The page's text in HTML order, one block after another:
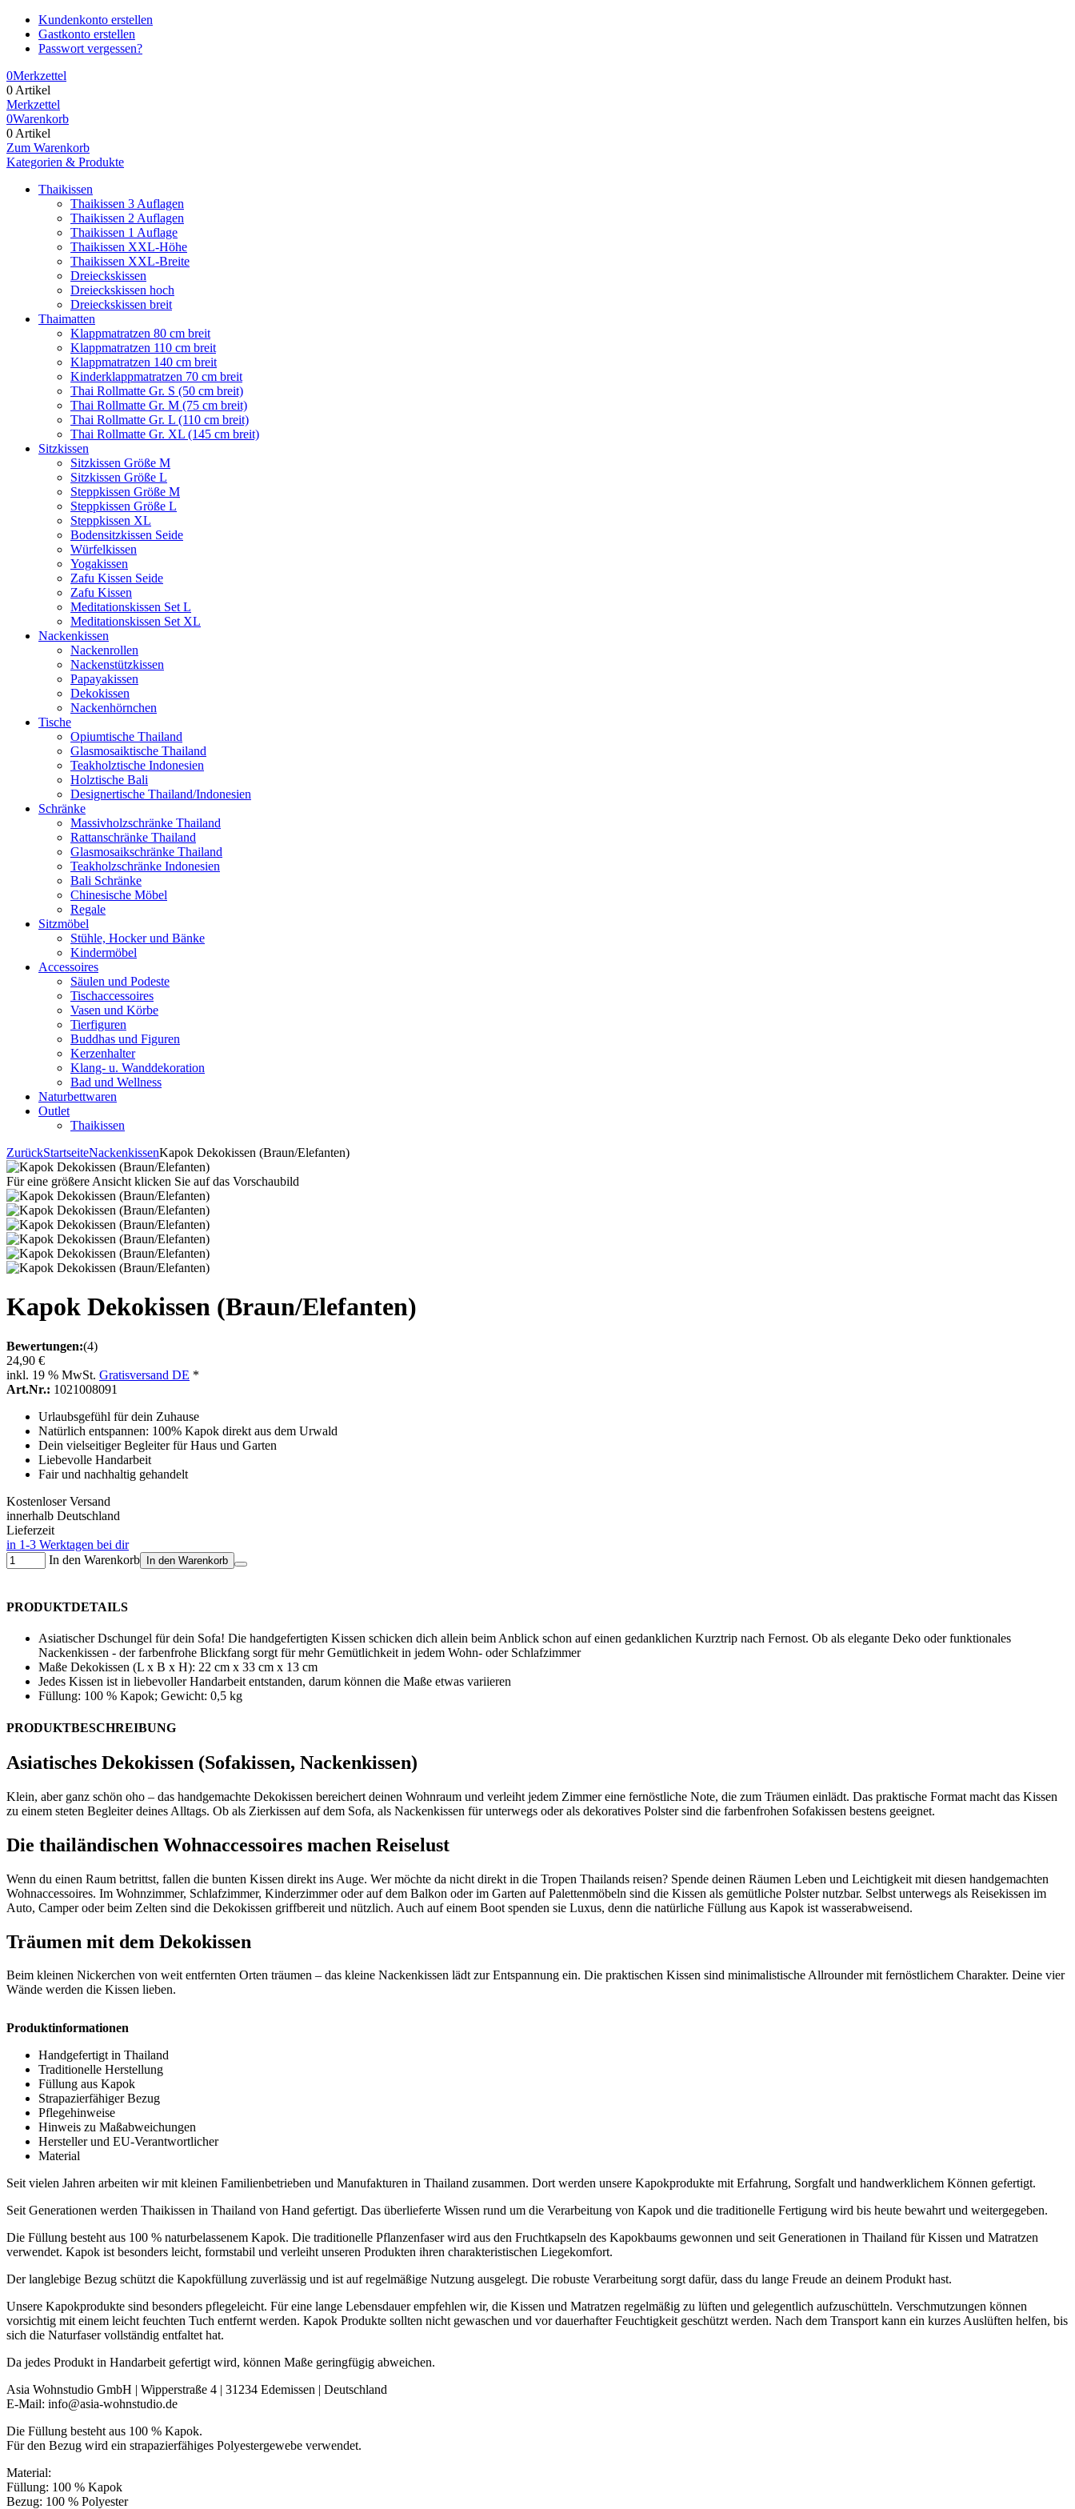
Kundenkonto erstellen
Gastkonto erstellen
Passwort vergessen?
0Merkzettel
0 Artikel
Merkzettel
0Warenkorb
0 Artikel
Zum Warenkorb
Kategorien & Produkte
Thaikissen
Thaikissen 3 Auflagen
Thaikissen 2 Auflagen
Thaikissen 1 Auflage
Thaikissen XXL-Höhe
Thaikissen XXL-Breite
Dreieckskissen
Dreieckskissen hoch
Dreieckskissen breit
Thaimatten
Klappmatratzen 80 cm breit
Klappmatratzen 110 cm breit
Klappmatratzen 140 cm breit
Kinderklappmatratzen 70 cm breit
Thai Rollmatte Gr. S (50 cm breit)
Thai Rollmatte Gr. M (75 cm breit)
Thai Rollmatte Gr. L (110 cm breit)
Thai Rollmatte Gr. XL (145 cm breit)
Sitzkissen
Sitzkissen Größe M
Sitzkissen Größe L
Steppkissen Größe M
Steppkissen Größe L
Steppkissen XL
Bodensitzkissen Seide
Würfelkissen
Yogakissen
Zafu Kissen Seide
Zafu Kissen
Meditationskissen Set L
Meditationskissen Set XL
Nackenkissen
Nackenrollen
Nackenstützkissen
Papayakissen
Dekokissen
Nackenhörnchen
Tische
Opiumtische Thailand
Glasmosaiktische Thailand
Teakholztische Indonesien
Holztische Bali
Designertische Thailand/Indonesien
Schränke
Massivholzschränke Thailand
Rattanschränke Thailand
Glasmosaikschränke Thailand
Teakholzschränke Indonesien
Bali Schränke
Chinesische Möbel
Regale
Sitzmöbel
Stühle, Hocker und Bänke
Kindermöbel
Accessoires
Säulen und Podeste
Tischaccessoires
Vasen und Körbe
Tierfiguren
Buddhas und Figuren
Kerzenhalter
Klang- u. Wanddekoration
Bad und Wellness
Naturbettwaren
Outlet
Thaikissen
ZurückStartseiteNackenkissenKapok Dekokissen (Braun/Elefanten)
Für eine größere Ansicht klicken Sie auf das Vorschaubild
Kapok Dekokissen (Braun/Elefanten)
Bewertungen:(4)
24,90 €
inkl. 19 % MwSt. Gratisversand DE *
Art.Nr.: 1021008091
Urlaubsgefühl für dein Zuhause
Natürlich entspannen: 100% Kapok direkt aus dem Urwald
Dein vielseitiger Begleiter für Haus und Garten
Liebevolle Handarbeit
Fair und nachhaltig gehandelt
Kostenloser Versand
innerhalb Deutschland
Lieferzeit
in 1-3 Werktagen bei dir
In den Warenkorb
In den Warenkorb
PRODUKTDETAILS
Asiatischer Dschungel für dein Sofa! Die handgefertigten Kissen schicken dich allein beim Anblick schon auf einen gedanklichen Kurztrip nach Fernost. Ob als elegante Deko oder funktionales
Nackenkissen - der farbenfrohe Blickfang sorgt für mehr Gemütlichkeit in jedem Wohn- oder Schlafzimmer
Maße Dekokissen (L x B x H): 22 cm x 33 cm x 13 cm
Jedes Kissen ist in liebevoller Handarbeit entstanden, darum können die Maße etwas variieren
Füllung: 100 % Kapok; Gewicht: 0,5 kg
PRODUKTBESCHREIBUNG
Asiatisches Dekokissen (Sofakissen, Nackenkissen)
Klein, aber ganz schön oho – das handgemachte Dekokissen bereichert deinen Wohnraum und verleiht jedem Zimmer eine fernöstliche Note, die zum Träumen einlädt. Das praktische Format macht das Kissen
zu einem steten Begleiter deines Alltags. Ob als Zierkissen auf dem Sofa, als Nackenkissen für unterwegs oder als dekoratives Polster sind die farbenfrohen Sofakissen bestens geeignet.
Die thailändischen Wohnaccessoires machen Reiselust
Wenn du einen Raum betrittst, fallen die bunten Kissen direkt ins Auge. Wer möchte da nicht direkt in die Tropen Thailands reisen? Spende deinen Räumen Leben und Leichtigkeit mit diesen handgemachten
Wohnaccessoires. Im Wohnzimmer, Schlafzimmer, Kinderzimmer oder auf dem Balkon oder im Garten auf Palettenmöbeln sind die Kissen als gemütliche Polster nutzbar. Selbst unterwegs als Reisekissen im
Auto, Camper oder beim Zelten sind die Dekokissen griffbereit und nützlich. Auch auf einem Boot spenden sie Luxus, denn die natürliche Füllung aus Kapok ist wasserabweisend.
Träumen mit dem Dekokissen
Beim kleinen Nickerchen von weit entfernten Orten träumen – das kleine Nackenkissen lädt zur Entspannung ein. Die praktischen Kissen sind minimalistische Allrounder mit fernöstlichem Charakter. Deine vier
Wände werden die Kissen lieben.
Produktinformationen
Handgefertigt in Thailand
Traditionelle Herstellung
Füllung aus Kapok
Strapazierfähiger Bezug
Pflegehinweise
Hinweis zu Maßabweichungen
Hersteller und EU-Verantwortlicher
Material
Seit vielen Jahren arbeiten wir mit kleinen Familienbetrieben und Manufakturen in Thailand zusammen. Dort werden unsere Kapokprodukte mit Erfahrung, Sorgfalt und handwerklichem Können gefertigt.
Seit Generationen werden Thaikissen in Thailand von Hand gefertigt. Das überlieferte Wissen rund um die Verarbeitung von Kapok und die traditionelle Fertigung wird bis heute bewahrt und weitergegeben.
Die Füllung besteht aus 100 % naturbelassenem Kapok. Die traditionelle Pflanzenfaser wird aus den Fruchtkapseln des Kapokbaums gewonnen und seit Generationen in Thailand für Kissen und Matratzen
verwendet. Kapok ist besonders leicht, formstabil und verleiht unseren Produkten ihren charakteristischen Liegekomfort.
Der langlebige Bezug schützt die Kapokfüllung zuverlässig und ist auf regelmäßige Nutzung ausgelegt. Die robuste Verarbeitung sorgt dafür, dass du lange Freude an deinem Produkt hast.
Unsere Kapokprodukte sind besonders pflegeleicht. Für eine lange Lebensdauer empfehlen wir, die Kissen und Matratzen regelmäßig zu lüften und gelegentlich aufzuschütteln. Verschmutzungen können
vorsichtig mit einem leicht feuchten Tuch entfernt werden. Kapok Produkte sollten nicht gewaschen und vor dauerhafter Feuchtigkeit geschützt werden. Nach dem Transport kann ein kurzes Auslüften helfen, bis
sich die Naturfaser vollständig entfaltet hat.
Da jedes Produkt in Handarbeit gefertigt wird, können Maße geringfügig abweichen.
Asia Wohnstudio GmbH | Wipperstraße 4 | 31234 Edemissen | Deutschland
E-Mail: info@asia-wohnstudio.de
Die Füllung besteht aus 100 % Kapok.
Für den Bezug wird ein strapazierfähiges Polyestergewebe verwendet.
Material:
Füllung: 100 % Kapok
Bezug: 100 % Polyester